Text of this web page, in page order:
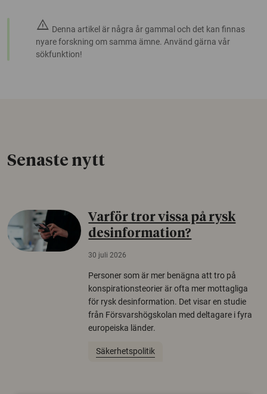
warning Denna artikel är några år gammal och det kan finnas
nyare forskning om samma ämne. Använd gärna vår
sökfunktion!
Senaste nytt
Varför tror vissa på rysk
desinformation?
30 juli 2026
Personer som är mer benägna att tro på
konspirationsteorier är ofta mer mottagliga
för rysk desinformation. Det visar en studie
från Försvarshögskolan med deltagare i fyra
europeiska länder.
Säkerhetspolitik